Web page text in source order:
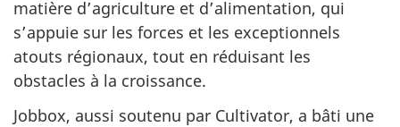
matière d’agriculture et d’alimentation, qui
s’appuie sur les forces et les exceptionnels
atouts régionaux, tout en réduisant les
obstacles à la croissance.
Jobbox, aussi soutenu par Cultivator, a bâti une